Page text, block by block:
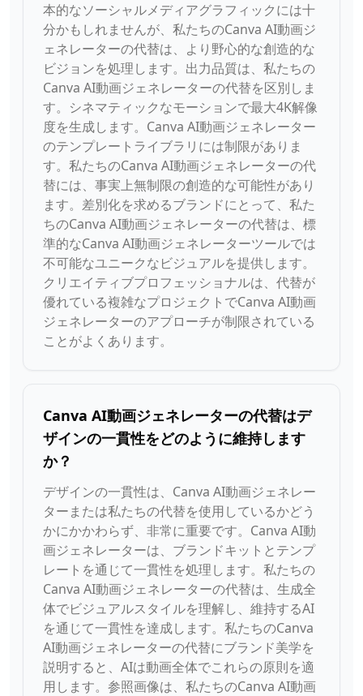
本的なソーシャルメディアグラフィックには十
分かもしれませんが、私たちのCanva AI動画ジ
ェネレーターの代替は、より野心的な創造的な
ビジョンを処理します。出力品質は、私たちの
Canva AI動画ジェネレーターの代替を区別しま
す。シネマティックなモーションで最大4K解像
度を生成します。Canva AI動画ジェネレーター
のテンプレートライブラリには制限がありま
す。私たちのCanva AI動画ジェネレーターの代
替には、事実上無制限の創造的な可能性があり
ます。差別化を求めるブランドにとって、私た
ちのCanva AI動画ジェネレーターの代替は、標
準的なCanva AI動画ジェネレーターツールでは
不可能なユニークなビジュアルを提供します。
クリエイティブプロフェッショナルは、代替が
優れている複雑なプロジェクトでCanva AI動画
ジェネレーターのアプローチが制限されている
ことがよくあります。
Canva AI動画ジェネレーターの代替はデ
ザインの一貫性をどのように維持します
か？
デザインの一貫性は、Canva AI動画ジェネレー
ターまたは私たちの代替を使用しているかどう
かにかかわらず、非常に重要です。Canva AI動
画ジェネレーターは、ブランドキットとテンプ
レートを通じて一貫性を処理します。私たちの
Canva AI動画ジェネレーターの代替は、生成全
体でビジュアルスタイルを理解し、維持するAI
を通じて一貫性を達成します。私たちのCanva
AI動画ジェネレーターの代替にブランド美学を
説明すると、AIは動画全体でこれらの原則を適
用します。参照画像は、私たちのCanva AI動画